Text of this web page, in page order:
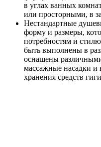
в углах ванных
или просторными, в
Нестандартные
форму и размеры,
потребностям и
быть выполнены в
оснащены
массажные насадки
хранения средств